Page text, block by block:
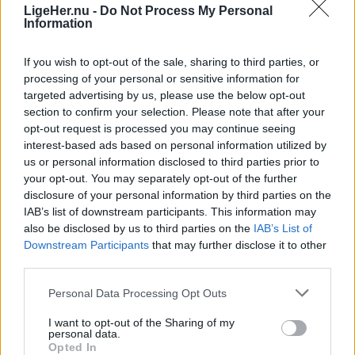
LigeHer.nu - Do Not Process My Personal
Information
If you wish to opt-out of the sale, sharing to third parties, or
processing of your personal or sensitive information for
targeted advertising by us, please use the below opt-out
section to confirm your selection. Please note that after your
opt-out request is processed you may continue seeing
interest-based ads based on personal information utilized by
us or personal information disclosed to third parties prior to
your opt-out. You may separately opt-out of the further
disclosure of your personal information by third parties on the
IAB’s list of downstream participants. This information may
also be disclosed by us to third parties on the IAB’s List of
Downstream Participants that may further disclose it to other
Personal Data Processing Opt Outs
I want to opt-out of the Sharing of my
personal data.
Opted In
rejsebreve her i avisen beskrevet sin fascination
af Grønland og sine oplevelser som udsendt
Da han blev pensioneret, troede han, at nu var det
kapitel afsluttet. Men nej, for i 2024 så han et
stillingsopslag, hvor et rejseselskab søgte
medarbejdere til den kommende sommer i
Ilulissat.
Vis mere